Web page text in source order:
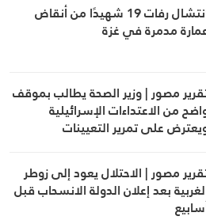
انتشال رفات 19 شهيدًا من أنقاض
مدمرة في غزة
مصور | وزير الصحة يطالب بموقف
من الاعتداءات الإسرائيلية
على تمرير التعيينات
مصور | الاحتلال يعود إلى زوطر
بعد إعلان الدولة الانسحاب قبل